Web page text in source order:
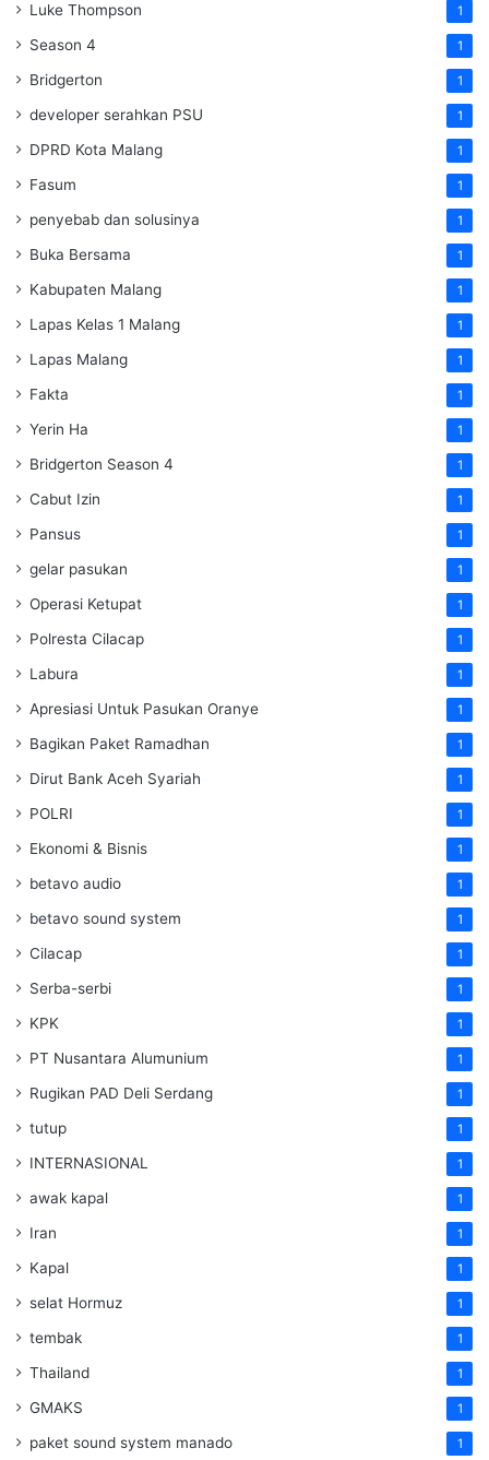
Luke Thompson 1
Season 4 1
Bridgerton 1
developer serahkan PSU 1
DPRD Kota Malang 1
Fasum 1
penyebab dan solusinya 1
Buka Bersama 1
Kabupaten Malang 1
Lapas Kelas 1 Malang 1
Lapas Malang 1
Fakta 1
Yerin Ha 1
Bridgerton Season 4 1
Cabut Izin 1
Pansus 1
gelar pasukan 1
Operasi Ketupat 1
Polresta Cilacap 1
Labura 1
Apresiasi Untuk Pasukan Oranye 1
Bagikan Paket Ramadhan 1
Dirut Bank Aceh Syariah 1
POLRI 1
Ekonomi & Bisnis 1
betavo audio 1
betavo sound system 1
Cilacap 1
Serba-serbi 1
KPK 1
PT Nusantara Alumunium 1
Rugikan PAD Deli Serdang 1
tutup 1
INTERNASIONAL 1
awak kapal 1
Iran 1
Kapal 1
selat Hormuz 1
tembak 1
Thailand 1
GMAKS 1
paket sound system manado 1